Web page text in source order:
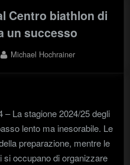
Centro biathlon di
un successo
By
Michael Hochrainer
– La stagione 2024/25 degli
lento ma inesorabile. Le
preparazione, mentre le
si occupano di organizzare